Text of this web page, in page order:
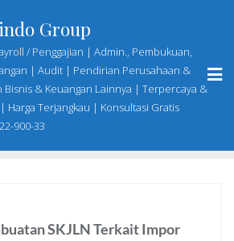
Group
/ Penggajian | Admin., Pembukuan,
| Audit | Pendirian Perusahaan &
& Keuangan Lainnya | Terpercaya &
Harga Terjangkau | Konsultasi Gratis
900-33
SKJLN Terkait Impor